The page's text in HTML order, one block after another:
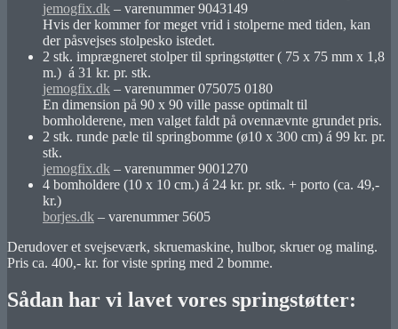
jemogfix.dk – varenummer 9043149
Hvis der kommer for meget vrid i stolperne med tiden, kan
der påsvejses stolpesko istedet.
2 stk. imprægneret stolper til springstøtter ( 75 x 75 mm x 1,8
m.) á 31 kr. pr. stk.
jemogfix.dk – varenummer 075075 0180
En dimension på 90 x 90 ville passe optimalt til
bomholderene, men valget faldt på ovennævnte grundet pris.
2 stk. runde pæle til springbomme (ø10 x 300 cm) á 99 kr. pr.
stk.
jemogfix.dk – varenummer 9001270
4 bomholdere (10 x 10 cm.) á 24 kr. pr. stk. + porto (ca. 49,-
kr.)
borjes.dk – varenummer 5605
Derudover et svejseværk, skruemaskine, hulbor, skruer og maling.
Pris ca. 400,- kr. for viste spring med 2 bomme.
Sådan har vi lavet vores springstøtter: